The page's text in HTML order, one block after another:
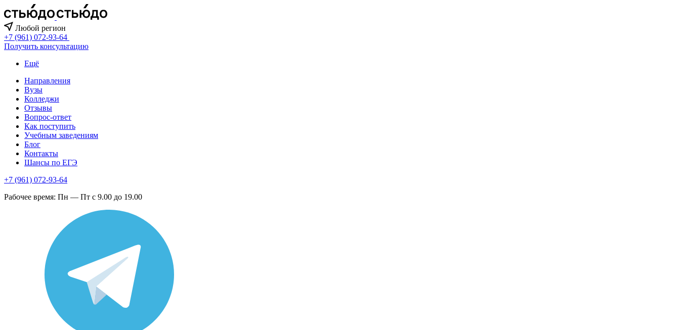
Любой регион
+7 (961) 072-93-64
Получить консультацию
Ещё
Направления
Вузы
Колледжи
Отзывы
Вопрос-ответ
Как поступить
Учебным заведениям
Блог
Контакты
Шансы по ЕГЭ
+7 (961) 072-93-64
Рабочее время: Пн — Пт с 9.00 до 19.00